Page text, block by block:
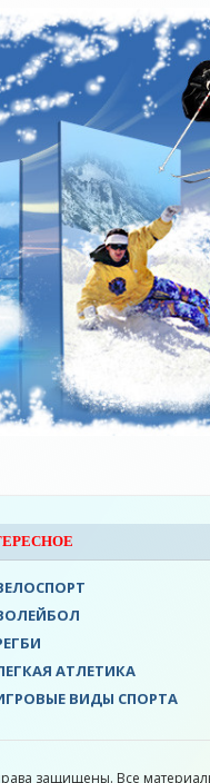
АТЛЕТИКА
ВИДЫ СПОРТА
защищены. Все